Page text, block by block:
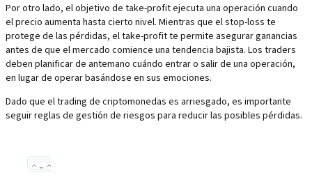
Por otro lado, el objetivo de take-profit ejecuta una operación cuando
el precio aumenta hasta cierto nivel. Mientras que el stop-loss te
protege de las pérdidas, el take-profit te permite asegurar ganancias
antes de que el mercado comience una tendencia bajista. Los traders
deben planificar de antemano cuándo entrar o salir de una operación,
en lugar de operar basándose en sus emociones.
Dado que el trading de criptomonedas es arriesgado, es importante
seguir reglas de gestión de riesgos para reducir las posibles pérdidas.